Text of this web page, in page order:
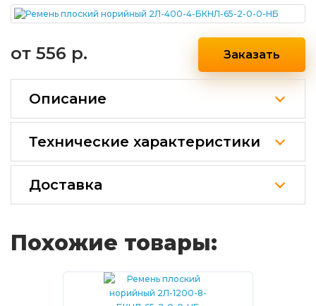
от 556 р. Заказать
Описание
Технические характеристики
Доставка
Похожие товары: